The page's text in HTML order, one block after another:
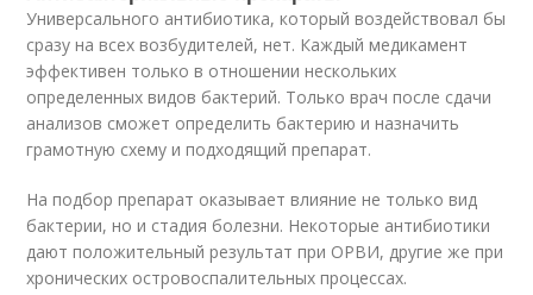
Универсального антибиотика, который воздействовал бы
сразу на всех возбудителей, нет. Каждый медикамент
эффективен только в отношении нескольких
определенных видов бактерий. Только врач после сдачи
анализов сможет определить бактерию и назначить
грамотную схему и подходящий препарат.
На подбор препарат оказывает влияние не только вид
бактерии, но и стадия болезни. Некоторые антибиотики
дают положительный результат при ОРВИ, другие же при
хронических островоспалительных процессах.